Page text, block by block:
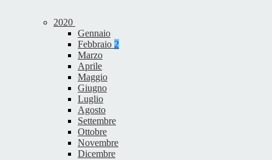
2020
Gennaio
Febbraio 2
Marzo
Aprile
Maggio
Giugno
Luglio
Agosto
Settembre
Ottobre
Novembre
Dicembre